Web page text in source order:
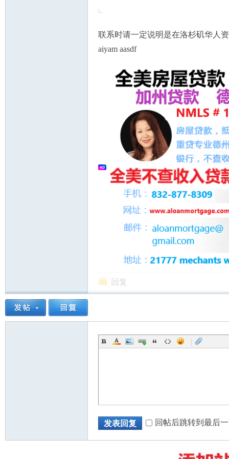
联系时请一定说明是在洛杉矶华人
aiyam aasdf
回复
|
发表回复 回帖后跳转到最后